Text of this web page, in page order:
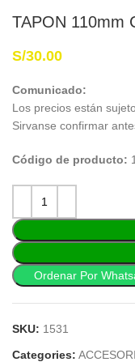
TAPON 110mm
S/30.00
Comunicado:
Los precios están
Sirvanse confirmar
Código de producto:
Ordenar Por
SKU: 1531
Categories: